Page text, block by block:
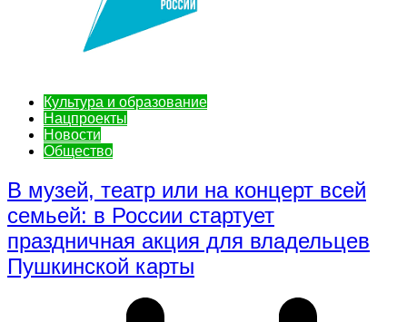
Культура и образование
Нацпроекты
Новости
Общество
В музей, театр или на концерт всей
семьей: в России стартует
праздничная акция для владельцев
Пушкинской карты